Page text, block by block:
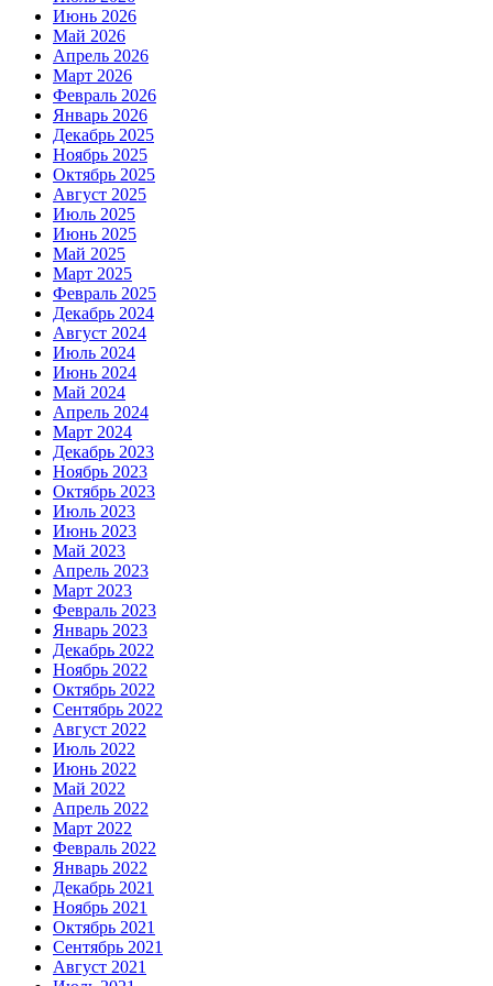
Июнь 2026
Май 2026
Апрель 2026
Март 2026
Февраль 2026
Январь 2026
Декабрь 2025
Ноябрь 2025
Октябрь 2025
Август 2025
Июль 2025
Июнь 2025
Май 2025
Март 2025
Февраль 2025
Декабрь 2024
Август 2024
Июль 2024
Июнь 2024
Май 2024
Апрель 2024
Март 2024
Декабрь 2023
Ноябрь 2023
Октябрь 2023
Июль 2023
Июнь 2023
Май 2023
Апрель 2023
Март 2023
Февраль 2023
Январь 2023
Декабрь 2022
Ноябрь 2022
Октябрь 2022
Сентябрь 2022
Август 2022
Июль 2022
Июнь 2022
Май 2022
Апрель 2022
Март 2022
Февраль 2022
Январь 2022
Декабрь 2021
Ноябрь 2021
Октябрь 2021
Сентябрь 2021
Август 2021